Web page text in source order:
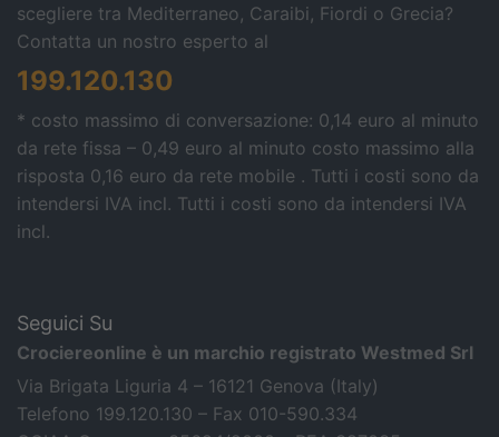
scegliere tra Mediterraneo, Caraibi, Fiordi o Grecia?
Contatta un nostro esperto al
199.120.130
* costo massimo di conversazione: 0,14 euro al minuto
da rete fissa – 0,49 euro al minuto costo massimo alla
risposta 0,16 euro da rete mobile . Tutti i costi sono da
intendersi IVA incl. Tutti i costi sono da intendersi IVA
incl.
Seguici Su
Crociereonline è un marchio registrato Westmed Srl
Via Brigata Liguria 4 – 16121 Genova (Italy)
Telefono 199.120.130 – Fax 010-590.334